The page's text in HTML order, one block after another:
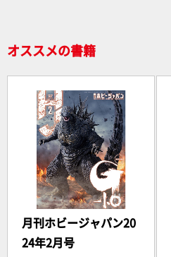
オススメの書籍
月刊ホビージャパン20
24年2月号